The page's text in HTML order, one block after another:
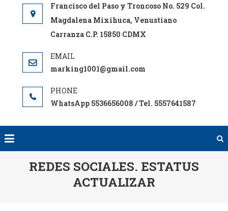
Francisco del Paso y Troncoso No. 529 Col.
Magdalena Mixihuca, Venustiano
Carranza C.P. 15850 CDMX
marking1001@gmail.com
WhatsApp 5536656008 / Tel. 5557641587
REDES SOCIALES. ESTATUS
ACTUALIZAR